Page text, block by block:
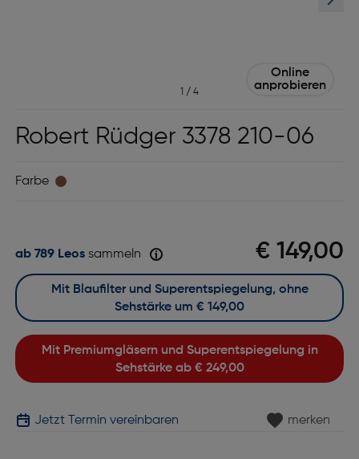
1 / 4
Online
anprobieren
Robert Rüdger 3378 210-06
Farbe
€ 149,00
ab 789 Leossammeln
Mit Premiumgläsern und Superentspiegelung in
Sehstärke ab € 249,00
Mit Blaufilter und Superentspiegelung, ohne
Sehstärke um € 149,00
Jetzt Termin vereinbaren merken